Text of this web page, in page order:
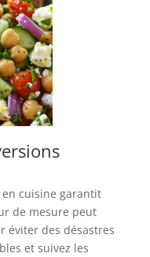
cuisine garantit
de mesure peut
éviter des désastres
et suivez les